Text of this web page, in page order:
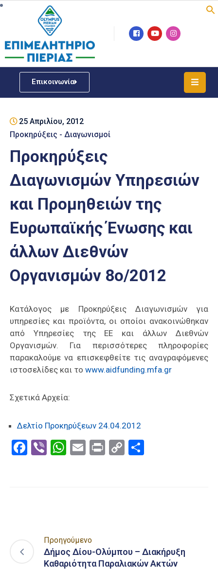
Επικοινωνία
Επιμελητήριο
Νέα
ΓΕΜΗ
Επιχειρηματική
Υποστήριξη
Έκθεση
Παραδοσιακών
Επαγγελμάτων
Έκθεση
ΕΒΕΠ-
ΚΜ
25 Απριλίου, 2012
Προκηρύξεις - Διαγωνισμοί
Προκηρύξεις
Διαγωνισμών Υπηρεσιών
και Προμηθειών της
Ευρωπαϊκής Ένωσης και
άλλων Διεθνών
Οργανισμών 8ο/2012
Κατάλογος με Προκηρύξεις Διαγωνισμών για
υπηρεσίες και προϊόντα, οι οποίοι ανακοινώθηκαν
από Υπηρεσίες της ΕΕ και άλλων Διεθνών
Οργανισμών. Για περισσότερες πληροφορίες
παρακαλούμε να επισκεφθείτε τις αναγραφόμενες
ιστοσελίδες και το www.aidfunding.mfa.gr
Σχετικά Αρχεία:
Δελτίο Προκηρύξεων 24.04.2012
Facebook
ViberWhatsApp
EmailPrintCopy
Προηγούμενο
Δήμος Δίου-Ολύμπου – Διακήρυξη
Καθαριότητα Παραλιακών Ακτών